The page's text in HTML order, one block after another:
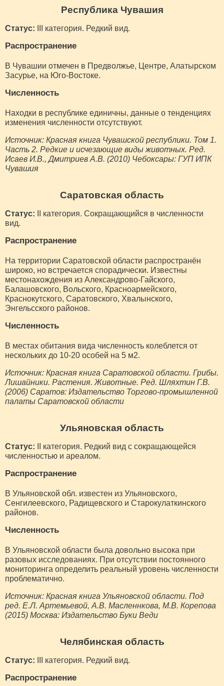
Республика Чувашия
Статус: III категория. Редкий вид.
Распространение
В Чувашии отмечен в Предволжье, Центре, Алатырском
Засурье, на Юго-Востоке.
Численность
Находки в республике единичны, данные о тенденциях
изменения численности отсутствуют.
Источник: Красная книга Чувашской республики. Том 1.
Часть 2. Редкие и исчезающие виды животных. Ред.
Исаев И.В., Дмитриев А.В. (2010) Чебоксары: ГУП ИПК
Чувашия
Саратовская область
Статус: II категория. Сокращающийся в численности
вид.
Распространение
На территории Саратовской области распространён
широко, но встречается спорадически. Известны
местонахождения из Александрово-Гайского,
Балашовского, Вольского, Красноармейского,
Краснокутского, Саратовского, Хвалынского,
Энгельсского районов.
Численность
В местах обитания вида численность колеблется от
нескольких до 10-20 особей на 5 м2.
Источник: Красная книга Саратовской области. Грибы.
Лишайники. Растения. Животные. Ред. Шляхтин Г.В.
(2006) Саратов: Издательство Торгово-промышленной
палаты Саратовской области
Ульяновская область
Статус: II категория. Редкий вид с сокращающейся
численностью и ареалом.
Распространение
В Ульяновской обл. известен из Ульяновского,
Сенгилеевского, Радищевского и Старокулаткинского
районов.
Численность
В Ульяновской области была довольно высока при
разовых исследованиях. При отсутствии постоянного
мониторинга определить реальный уровень численности
проблематично.
Источник: Красная книга Ульяновской области. Под
ред. Е.Л. Артемьевой, А.В. Масленнкова, М.В. Корепова
(2015) Москва: Издательство Буки Веди
Челябинская область
Статус: III категория. Редкий вид.
Распространение